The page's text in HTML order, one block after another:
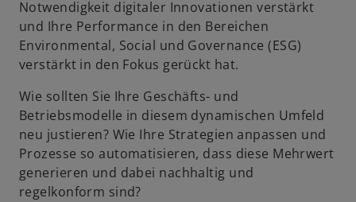
Notwendigkeit digitaler Innovationen verstärkt
und Ihre Performance in den Bereichen
Environmental, Social und Governance (ESG)
verstärkt in den Fokus gerückt hat.
Wie sollten Sie Ihre Geschäfts- und
Betriebsmodelle in diesem dynamischen Umfeld
neu justieren? Wie Ihre Strategien anpassen und
Prozesse so automatisieren, dass diese Mehrwert
generieren und dabei nachhaltig und
regelkonform sind?